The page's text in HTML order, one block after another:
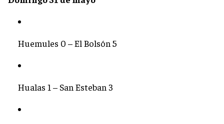
Huemules 0 – El Bolsón 5
Hualas 1 – San Esteban 3